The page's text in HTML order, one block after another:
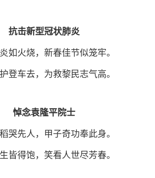
抗击新型冠状肺炎
如火烧，新春佳节似笼牢。
登车去，为救黎民志气高。
悼念袁隆平院士
哭先人，甲子奇功奉此身。
皆得饱，笑看人世尽芳春。